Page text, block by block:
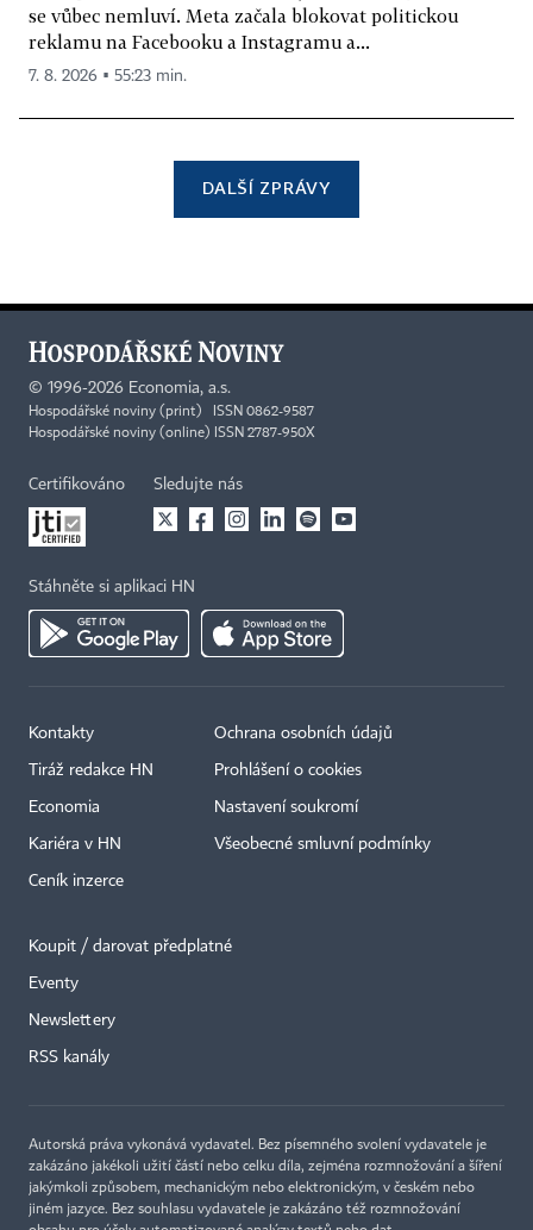
se vůbec nemluví. Meta začala blokovat politickou
reklamu na Facebooku a Instagramu a...
7. 8. 2026 ▪ 55:23 min.
DALŠÍ ZPRÁVY
© 1996-2026 Economia, a.s.
Hospodářské noviny (print) ISSN 0862-9587
Hospodářské noviny (online) ISSN 2787-950X
Certifikováno Sledujte nás
Stáhněte si aplikaci HN
Kontakty
Tiráž redakce HN
Economia
Kariéra v HN
Ceník inzerce
Ochrana osobních údajů
Prohlášení o cookies
Nastavení soukromí
Všeobecné smluvní podmínky
Koupit / darovat předplatné
Eventy
Newslettery
RSS kanály
Autorská práva vykonává vydavatel. Bez písemného svolení vydavatele je
zakázáno jakékoli užití částí nebo celku díla, zejména rozmnožování a šíření
jakýmkoli způsobem, mechanickým nebo elektronickým, v českém nebo
jiném jazyce. Bez souhlasu vydavatele je zakázáno též rozmnožování